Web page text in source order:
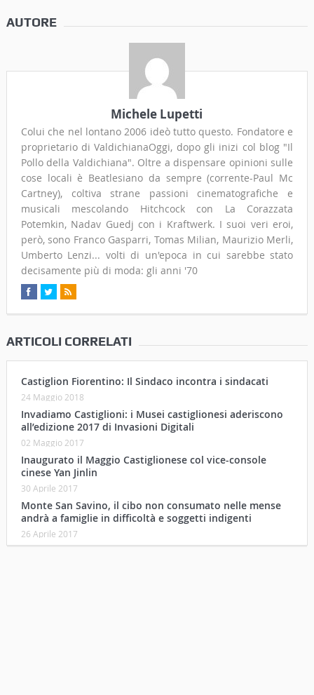
AUTORE
Michele Lupetti
Colui che nel lontano 2006 ideò tutto questo. Fondatore e
proprietario di ValdichianaOggi, dopo gli inizi col blog "Il
Pollo della Valdichiana". Oltre a dispensare opinioni sulle
cose locali è Beatlesiano da sempre (corrente-Paul Mc
Cartney), coltiva strane passioni cinematografiche e
musicali mescolando Hitchcock con La Corazzata
Potemkin, Nadav Guedj con i Kraftwerk. I suoi veri eroi,
però, sono Franco Gasparri, Tomas Milian, Maurizio Merli,
Umberto Lenzi... volti di un'epoca in cui sarebbe stato
decisamente più di moda: gli anni '70
ARTICOLI CORRELATI
Castiglion Fiorentino: Il Sindaco incontra i sindacati
24 Maggio 2018
Invadiamo Castiglioni: i Musei castiglionesi aderiscono
all’edizione 2017 di Invasioni Digitali
02 Maggio 2017
Inaugurato il Maggio Castiglionese col vice-console
cinese Yan Jinlin
30 Aprile 2017
Monte San Savino, il cibo non consumato nelle mense
andrà a famiglie in difficoltà e soggetti indigenti
26 Aprile 2017